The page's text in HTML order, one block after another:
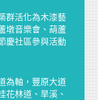
群活化為木漆藝
墩音樂會、葫蘆
慶社區參與活動
為軸，豐原大道
花林道、旱溪、